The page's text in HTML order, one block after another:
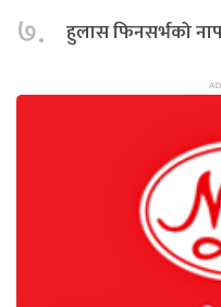
७. हुलास फिनसर्भको